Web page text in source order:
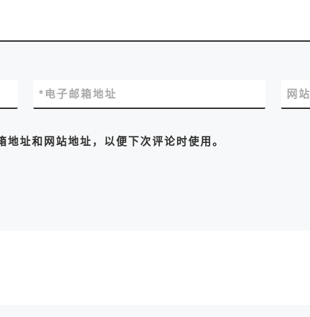
电子邮箱地址
* 网
址和网站地址，以便下次评论时使用。